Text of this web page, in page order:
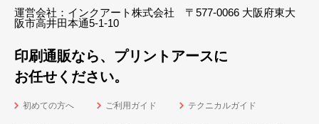
運営会社：インクアート株式会社 〒577-0066 大阪府東大
阪市高井田本通5-1-10
印刷通販なら、プリントアースに
お任せください。
初めての方へ ご利用ガイド テクニカルガイド